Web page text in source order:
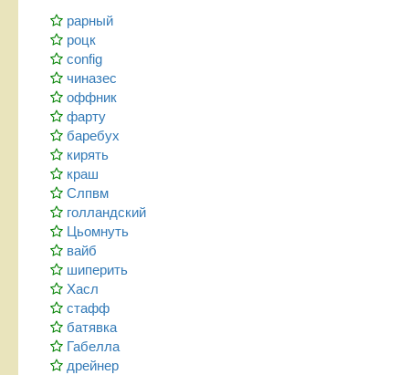
рарный
роцк
config
чиназес
оффник
фарту
баребух
кирять
краш
Слпвм
голландский
Цьомнуть
вайб
шиперить
Хасл
стафф
батявка
Габелла
дрейнер